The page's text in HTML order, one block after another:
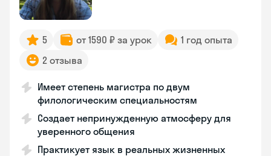
5 от 1590 ₽ за урок
1 год опыта
2 отзыва
Имеет степень магистра по двум
филологическим специальностям
Создает непринужденную атмосферу для
уверенного общения
Практикует язык в реальных жизненных